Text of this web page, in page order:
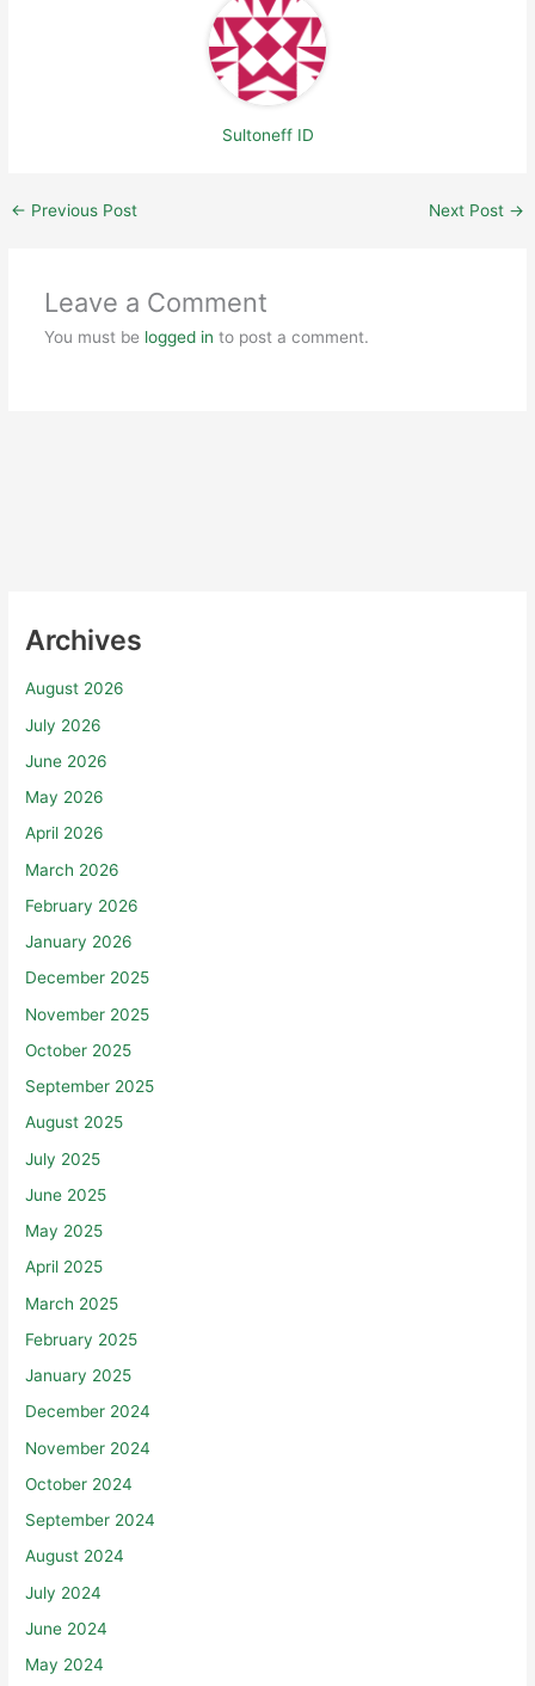
Archives
August 2026
July 2026
June 2026
May 2026
April 2026
March 2026
February 2026
January 2026
December 2025
November 2025
October 2025
September 2025
August 2025
July 2025
June 2025
May 2025
April 2025
March 2025
February 2025
January 2025
December 2024
November 2024
October 2024
September 2024
August 2024
July 2024
June 2024
May 2024
Sultoneff ID
← Previous Post Next Post →
Leave a Comment
You must be logged in to post a comment.